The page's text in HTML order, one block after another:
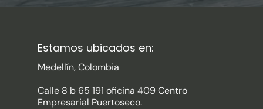
Estamos ubicados en:
Medellín, Colombia
Calle 8 b 65 191 oficina 409 Centro
Empresarial Puertoseco.